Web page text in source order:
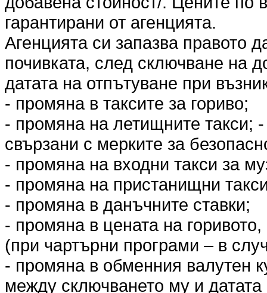
гарантирани от агенцията.
Агенцията си запазва правото
почивката, след сключване на
датата на отпътуване при
- промяна в таксите за гориво;
- промяна на летищните такси;
свързани с мерките за
- промяна на входни такси за
- промяна на пристанищни
- промяна в данъчните ставки;
- промяна в цената на
(при чартърни програми – в
- промяна в обменния валутен
между сключването му и датата